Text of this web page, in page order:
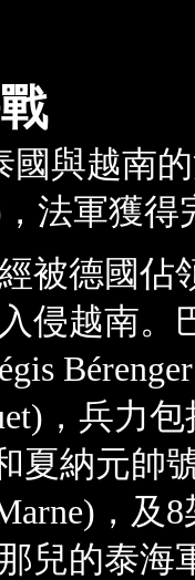
國與越南
，法軍獲
被德國佔
侵越南。
，兵力
夏納元帥
，及
兒的泰海